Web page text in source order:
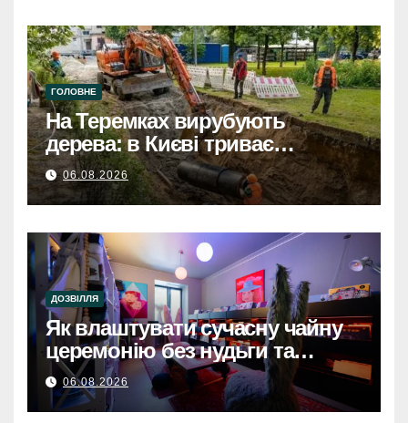
ГОЛОВНЕ
На Теремках вирубують
дерева: в Києві триває
будівництво теплотраси
06.08.2026
ДОЗВІЛЛЯ
Як влаштувати сучасну чайну
церемонію без нудьги та
архаїки
06.08.2026